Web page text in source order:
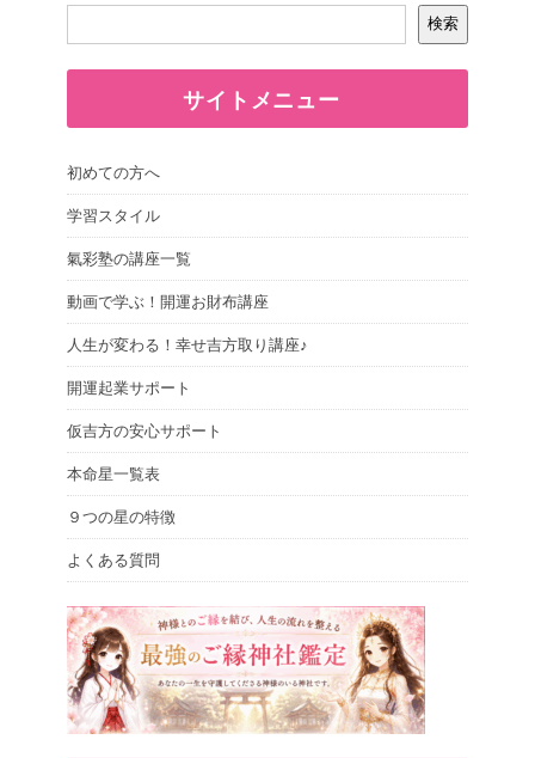
検索
サイトメニュー
初めての方へ
学習スタイル
氣彩塾の講座一覧
動画で学ぶ！開運お財布講座
人生が変わる！幸せ吉方取り講座♪
開運起業サポート
仮吉方の安心サポート
本命星一覧表
９つの星の特徴
よくある質問